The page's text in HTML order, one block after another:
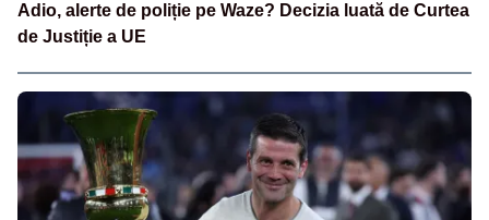
Adio, alerte de poliție pe Waze? Decizia luată de Curtea
de Justiție a UE